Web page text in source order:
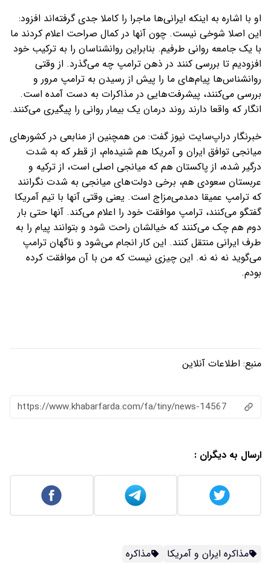
او با اشاره به اینکه ایرانی‌ها ماجرا را کاملا جدی گرفته‌اند افزود:
این اصلا شوخی نیست. چون آنها در کمال صراحت اعلام کردند ما
با یک جامعه روانی طرفیم. بنابراین روانشناسان را به ترکیب خود
افزودیم تا بررسی کنند در ذهن ترامپ چه می‌گذرد. از وقتی
روانشناس‌ها پیام‌های ما را پیش از رسیدن به ترامپ مرور و
بررسی می‌کنند، پیشرفت‌هایی در مذاکرات به دست آمده است.
انگار که واقعا دارند روند درمان یک بیمار روانی را پیگیری می‌کنند.
خبرنگار دراپ‌سایت نیوز گفت: من همچنین از منابعی در کشورهای
میانجی توافق ایران و آمریکا هم شنیده‌ام، از قطر که به شدت
درگیر شده، از پاکستان هم که میانجی اصلی است، از ترکیه و
عربستان سعودی هم، برخی دولت‌های میانجی به شدت نگرانند
که ترامپ عمیقا دمدمی‌مزاج است. یعنی وقتی آنها با تیم آمریکا
گفتگو می‌کنند، ترامپ موافقت خود را اعلام می‌کند. آنها حتی بار
دوم هم چک می‌کنند که خیالشان راحت شود و بتوانند پیام را به
طرف ایرانی منتقل کنند. این کار انجام می‌شود و ناگهان ترامپ
می‌گوید نه نه نه. این چیزی نیست که من با آن موافقت کرده
بودم.
منبع: اطلاعات آنلاین
https://www.khabarfarda.com/fa/tiny/news-14567
ارسال به دیگران :
مذاکره ایران و آمریکا مذاکره